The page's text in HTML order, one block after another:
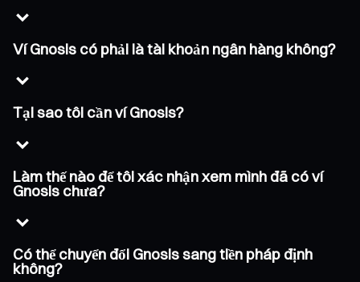
Ví Gnosis có phải là tài khoản ngân hàng không?
Tại sao tôi cần ví Gnosis?
Làm thế nào để tôi xác nhận xem mình đã có ví
Gnosis chưa?
Có thể chuyển đổi Gnosis sang tiền pháp định
không?